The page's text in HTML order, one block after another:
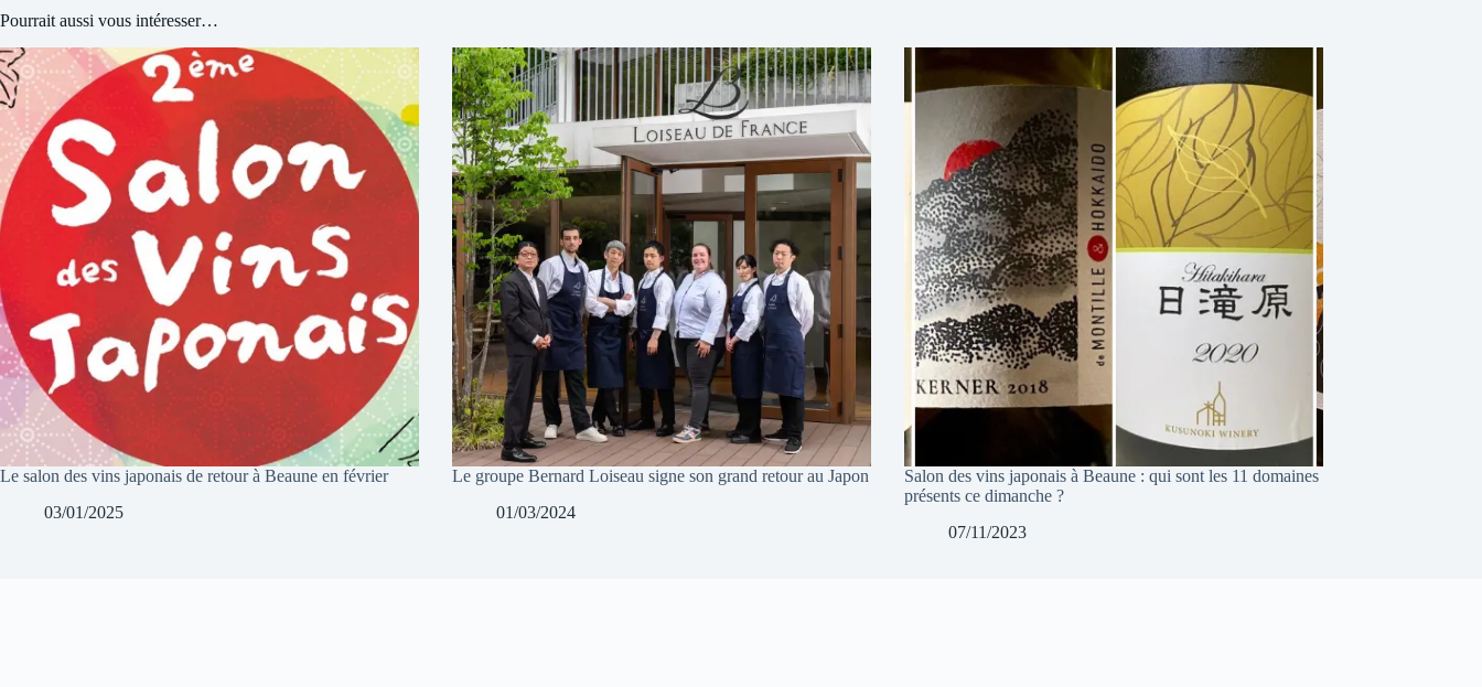
Pourrait aussi vous intéresser…
Le salon des vins japonais de retour à Beaune en février
03/01/2025
Le groupe Bernard Loiseau signe son grand retour au Japon
01/03/2024
Salon des vins japonais à Beaune : qui sont les 11 domaines
présents ce dimanche ?
07/11/2023